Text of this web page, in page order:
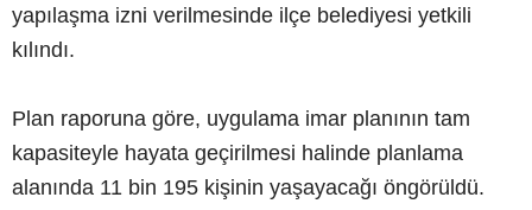
yapılaşma izni verilmesinde ilçe belediyesi yetkili
kılındı.
Plan raporuna göre, uygulama imar planının tam
kapasiteyle hayata geçirilmesi halinde planlama
alanında 11 bin 195 kişinin yaşayacağı öngörüldü.